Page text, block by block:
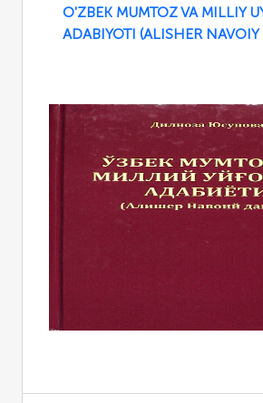
O'ZBEK MUMTOZ VA MILLIY
ADABIYOTI (ALISHER NAVOIY